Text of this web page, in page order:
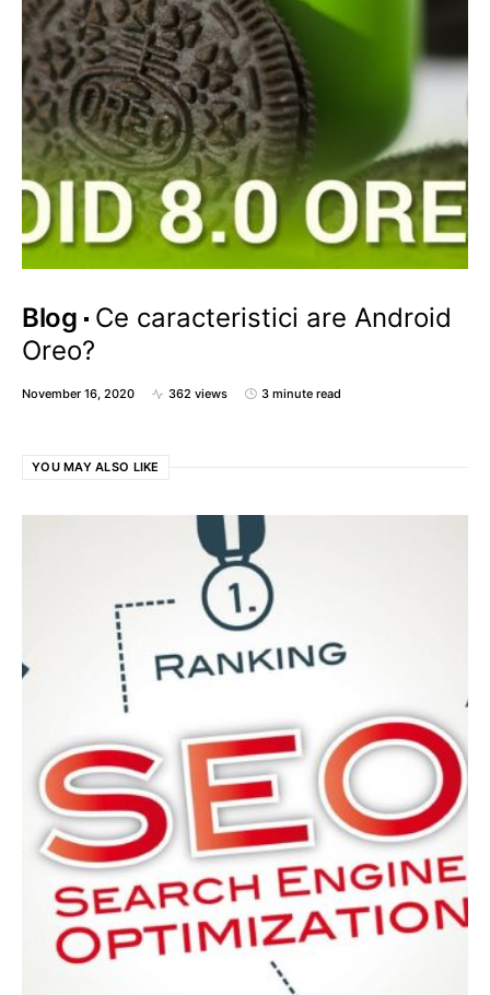
Blog
Ce caracteristici are Android
Oreo?
November 16, 2020 362 views 3 minute read
YOU MAY ALSO LIKE